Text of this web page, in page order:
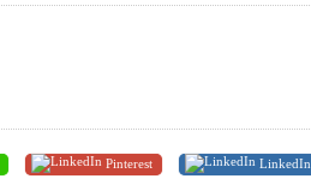
Pinterest LinkedIn